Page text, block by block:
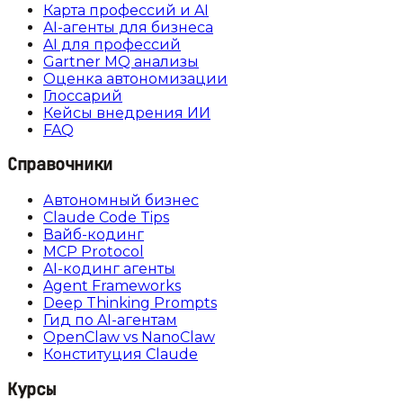
Карта профессий и AI
AI-агенты для бизнеса
AI для профессий
Gartner MQ анализы
Оценка автономизации
Глоссарий
Кейсы внедрения ИИ
FAQ
Справочники
Автономный бизнес
Claude Code Tips
Вайб-кодинг
MCP Protocol
AI-кодинг агенты
Agent Frameworks
Deep Thinking Prompts
Гид по AI-агентам
OpenClaw vs NanoClaw
Конституция Claude
Курсы